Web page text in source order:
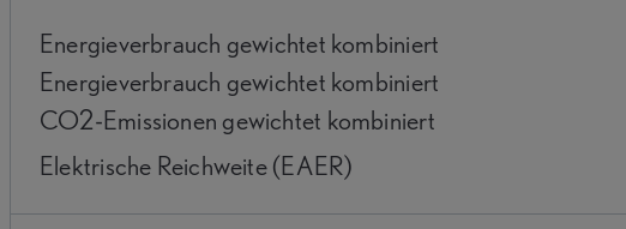
Energieverbrauch gewichtet kombiniert
Energieverbrauch gewichtet kombiniert
CO2-Emissionen gewichtet kombiniert
Elektrische Reichweite (EAER)